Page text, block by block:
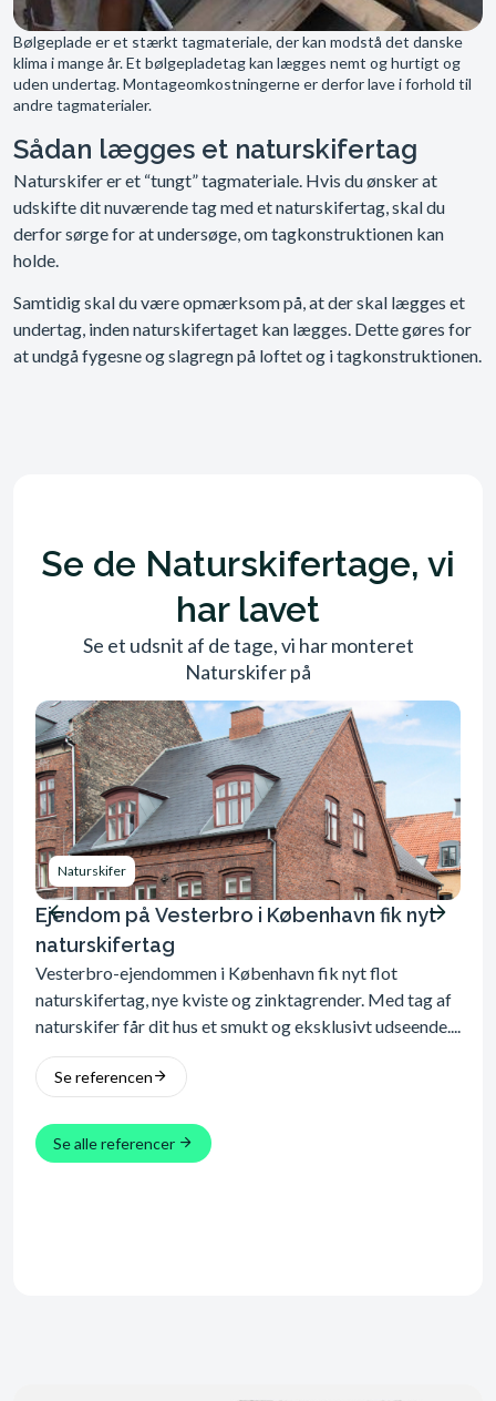
Bølgeplade er et stærkt tagmateriale, der kan modstå det danske
klima i mange år. Et bølgepladetag kan lægges nemt og hurtigt og
uden undertag. Montageomkostningerne er derfor lave i forhold til
andre tagmaterialer.
Sådan lægges et naturskifertag​
Naturskifer er et “tungt” tagmateriale. Hvis du ønsker at
udskifte dit nuværende tag med et naturskifertag, skal du
derfor sørge for at undersøge, om tagkonstruktionen kan
holde.
Samtidig skal du være opmærksom på, at der skal lægges et
undertag, inden naturskifertaget kan lægges. Dette gøres for
at undgå fygesne og slagregn på loftet og i tagkonstruktionen.
Se de Naturskifertage, vi
har lavet
Se et udsnit af de tage, vi har monteret
Naturskifer på
Naturskifer
Ejendom på Vesterbro i København fik nyt
naturskifertag
Vesterbro-ejendommen i København fik nyt flot
naturskifertag, nye kviste og zinktagrender. Med tag af
naturskifer får dit hus et smukt og eksklusivt udseende....
Se referencen
Se alle referencer